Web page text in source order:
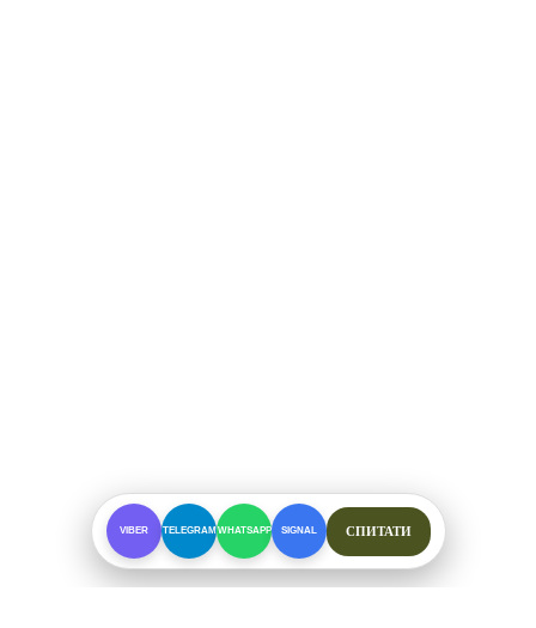
VIBER TELEGRAMWHATSAPP SIGNAL СПИТАТИ